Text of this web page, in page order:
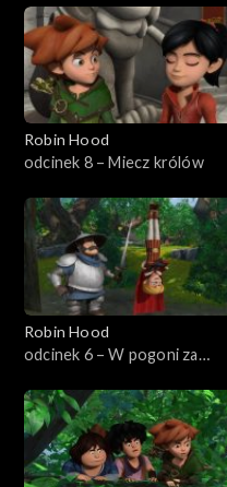
Robin Hood
odcinek 8 – Miecz królów
Robin Hood
odcinek 6 – W pogoni za